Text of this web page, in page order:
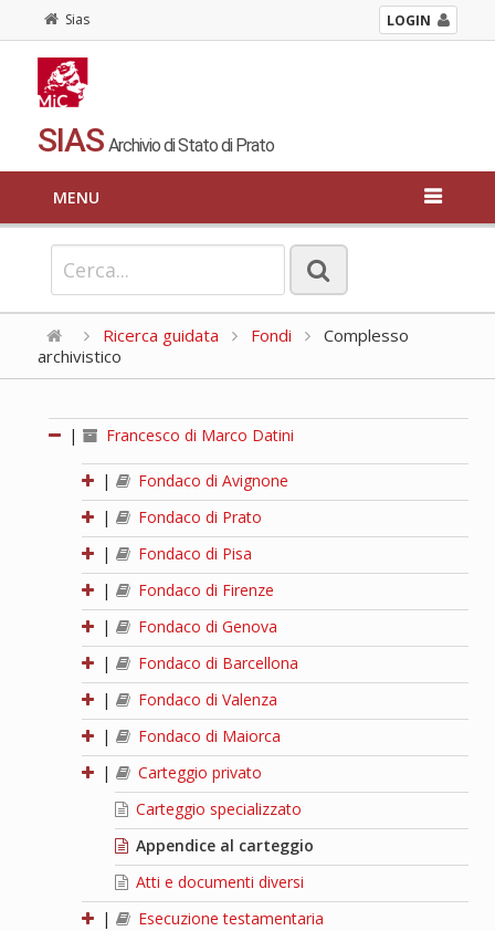
Sias LOGIN
SIAS Archivio di Stato di Prato
MENU
Ricerca guidata Fondi
Complesso
archivistico
| Francesco di Marco Datini
|
Fondaco di Avignone
|
Fondaco di Prato
|
Fondaco di Pisa
|
Fondaco di Firenze
|
Fondaco di Genova
|
Fondaco di Barcellona
|
Fondaco di Valenza
|
Fondaco di Maiorca
|
Carteggio privato
Carteggio specializzato
Appendice al carteggio
Atti e documenti diversi
|
Esecuzione testamentaria